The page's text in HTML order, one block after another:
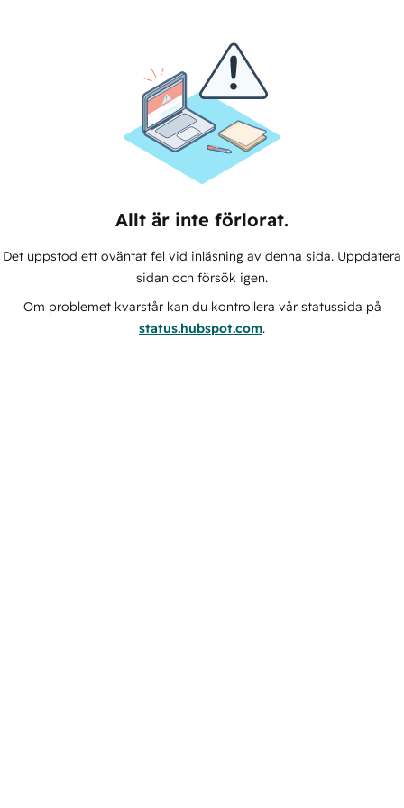
Allt är inte förlorat.
Det uppstod ett oväntat fel vid inläsning av denna sida. Uppdatera
sidan och försök igen.
Om problemet kvarstår kan du kontrollera vår statussida på
status.hubspot.com.